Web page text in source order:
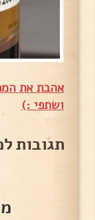
אהבת את
ושתפי :)
תגובות